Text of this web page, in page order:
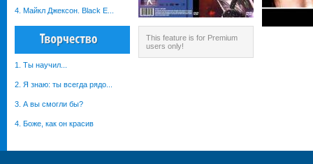
4. Майкл Джексон. Black E...
1. Ты научил...
2. Я знаю: ты всегда рядо...
3. А вы смогли бы?
4. Боже, как он красив
This feature is for Premium
users only!